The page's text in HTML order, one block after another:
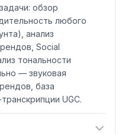
обзор
любого
анализ
Social
тональности
— звуковая
база
UGC.